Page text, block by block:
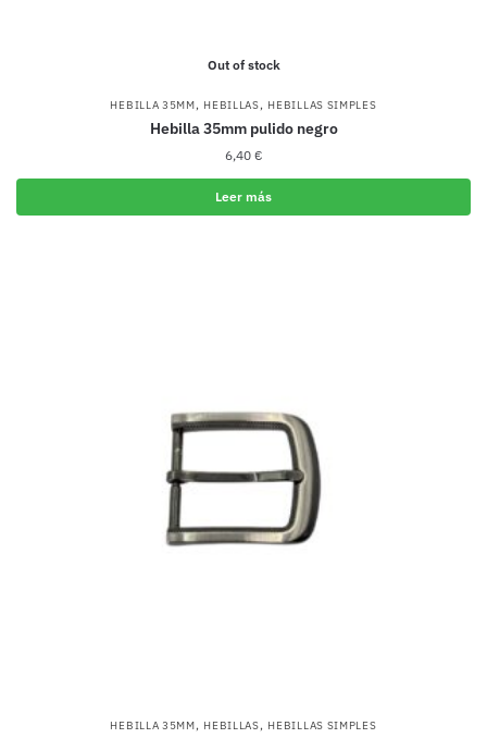
Out of stock
HEBILLA 35MM, HEBILLAS, HEBILLAS SIMPLES
Hebilla 35mm pulido negro
6,40 €
Leer más
HEBILLA 35MM, HEBILLAS, HEBILLAS SIMPLES